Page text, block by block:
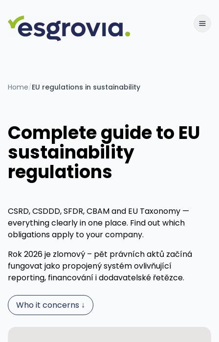
Home/EU regulations in sustainability
Complete guide to EU
sustainability
regulations
CSRD, CSDDD, SFDR, CBAM and EU Taxonomy —
everything clearly in one place. Find out which
obligations apply to your company.
Rok 2026 je zlomový – pět právních aktů začíná
fungovat jako propojený systém ovlivňující
reporting, financování i dodavatelské řetězce.
Who it concerns ↓